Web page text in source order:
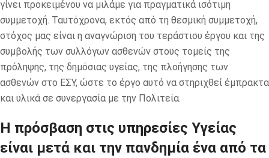
γίνει προκειμένου να μιλάμε για πραγματικά ισότιμη
συμμετοχή. Ταυτόχρονα, εκτός από τη θεσμική συμμετοχή,
στόχος μας είναι η αναγνώριση του τεράστιου έργου και της
συμβολής των συλλόγων ασθενών στους τομείς της
πρόληψης, της δημόσιας υγείας, της πλοήγησης των
ασθενών στο ΕΣΥ, ώστε το έργο αυτό να στηριχθεί έμπρακτα
και υλικά σε συνεργασία με την Πολιτεία.
Η πρόσβαση στις υπηρεσίες Υγείας
είναι μετά και την πανδημία ένα από τα